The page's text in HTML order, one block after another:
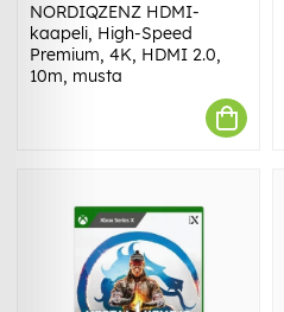
NORDIQZENZ HDMI-
kaapeli, High-Speed
Premium, 4K, HDMI 2.0,
10m, musta